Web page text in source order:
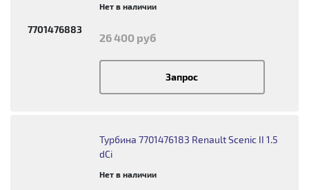
7701476883
Нет в наличии
26 400 руб
Запрос
Турбина 7701476183 Renault Scenic II 1.5
dCi
Нет в наличии